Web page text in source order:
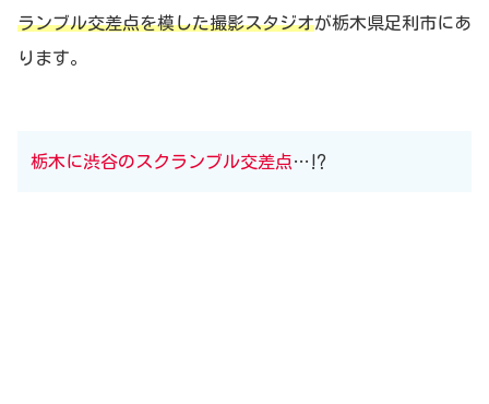
ランブル交差点を模した撮影スタジオが栃木県足利市にあ
ります。
栃木に渋谷のスクランブル交差点…⁉︎